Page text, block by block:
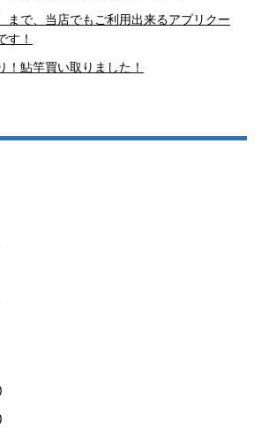
まで、当店でもご利用出来るアプリクー
す！
！鮎竿買い取りました！